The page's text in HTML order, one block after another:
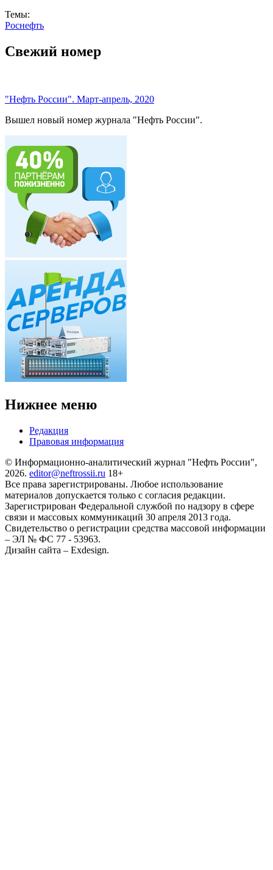
Темы:
Роснефть
Свежий номер
"Нефть России". Март-апрель, 2020
Вышел новый номер журнала "Нефть России".
Нижнее меню
Редакция
Правовая информация
© Информационно-аналитический журнал "Нефть России",
2026. editor@neftrossii.ru 18+
Все права зарегистрированы. Любое использование
материалов допускается только с согласия редакции.
Зарегистрирован Федеральной службой по надзору в сфере
связи и массовых коммуникаций 30 апреля 2013 года.
Свидетельство о регистрации средства массовой информации
– ЭЛ № ФС 77 - 53963.
Дизайн сайта – Exdesign.